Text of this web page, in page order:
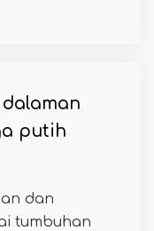
putih
dan
tumbuhan